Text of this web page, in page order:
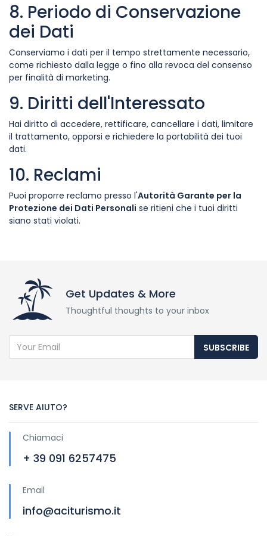
8. Periodo di Conservazione
dei Dati
Conserviamo i dati per il tempo strettamente necessario,
come richiesto dalla legge o fino alla revoca del consenso
per finalità di marketing.
9. Diritti dell'Interessato
Hai diritto di accedere, rettificare, cancellare i dati, limitare
il trattamento, opporsi e richiedere la portabilità dei tuoi
dati.
10. Reclami
Puoi proporre reclamo presso l'Autorità Garante per la
Protezione dei Dati Personali se ritieni che i tuoi diritti
siano stati violati.
Get Updates & More
Thoughtful thoughts to your inbox
SUBSCRIBE
SERVE AIUTO?
Chiamaci
+ 39 091 6257475
Email
info@aciturismo.it